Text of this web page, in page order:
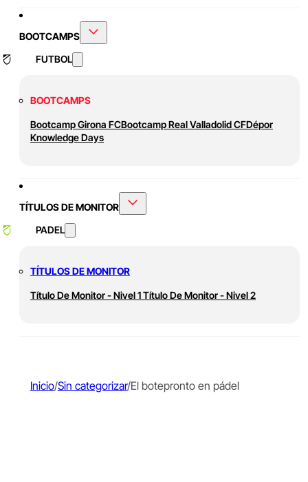
BOOTCAMPS
FUTBOL
BOOTCAMPS
Bootcamp Girona FCBootcamp Real Valladolid CFDépor
Knowledge Days
TÍTULOS DE MONITOR
PADEL
TÍTULOS DE MONITOR
Título De Monitor - Nivel 1Título De Monitor - Nivel 2
Inicio/Sin categorizar/El botepronto en pádel